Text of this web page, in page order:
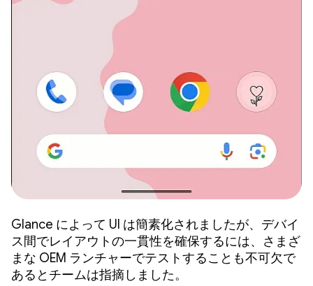
Glance によって UI は簡素化されましたが、デバイ
ス間でレイアウトの一貫性を確保するには、さまざ
まな OEM ランチャーでテストすることも不可欠で
あるとチームは指摘しました。